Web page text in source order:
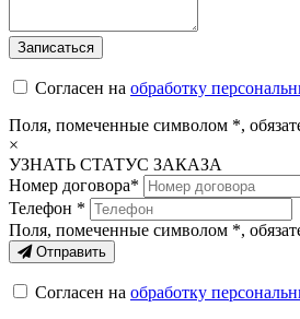
Согласен на обработку
Поля, помеченные символом *,
×
УЗНАТЬ СТАТУС ЗАКАЗА
Номер договора*
Телефон *
Поля, помеченные символом *,
Отправить
Согласен на обработку